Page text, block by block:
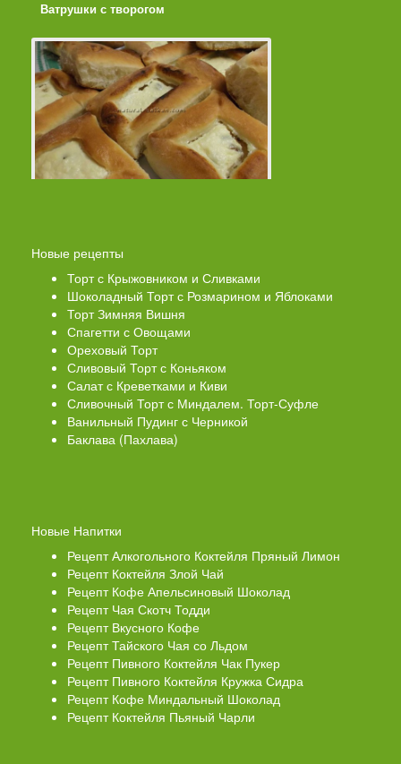
Ватрушки с творогом
Новые рецепты
Торт с Крыжовником и Сливками
Шоколадный Торт с Розмарином и Яблоками
Торт Зимняя Вишня
Спагетти с Овощами
Ореховый Торт
Сливовый Торт с Коньяком
Салат с Креветками и Киви
Сливочный Торт с Миндалем. Торт-Суфле
Ванильный Пудинг с Черникой
Баклава (Пахлава)
Новые Напитки
Рецепт Алкогольного Коктейля Пряный Лимон
Рецепт Коктейля Злой Чай
Рецепт Кофе Апельсиновый Шоколад
Рецепт Чая Скотч Тодди
Рецепт Вкусного Кофе
Рецепт Тайского Чая со Льдом
Рецепт Пивного Коктейля Чак Пукер
Рецепт Пивного Коктейля Кружка Сидра
Рецепт Кофе Миндальный Шоколад
Рецепт Коктейля Пьяный Чарли